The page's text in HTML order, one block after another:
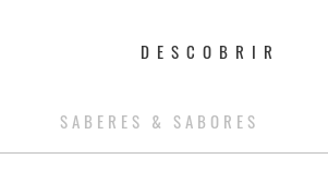
DESCOBRIR
SABERES & SABORES